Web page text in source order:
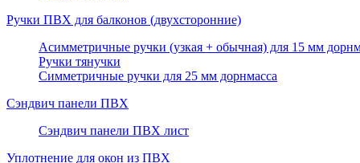
Ручки ПВХ для балконов (двухсторонние)
Асимметричные ручки (узкая + обычная) для 15 мм
Ручки тянучки
Симметричные ручки для 25 мм дорнмасса
Сэндвич панели ПВХ
Сэндвич панели ПВХ лист
Уплотнение для окон из ПВХ